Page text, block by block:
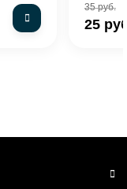
35 руб.
25